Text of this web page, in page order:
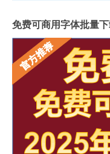
免费可商用字体批量